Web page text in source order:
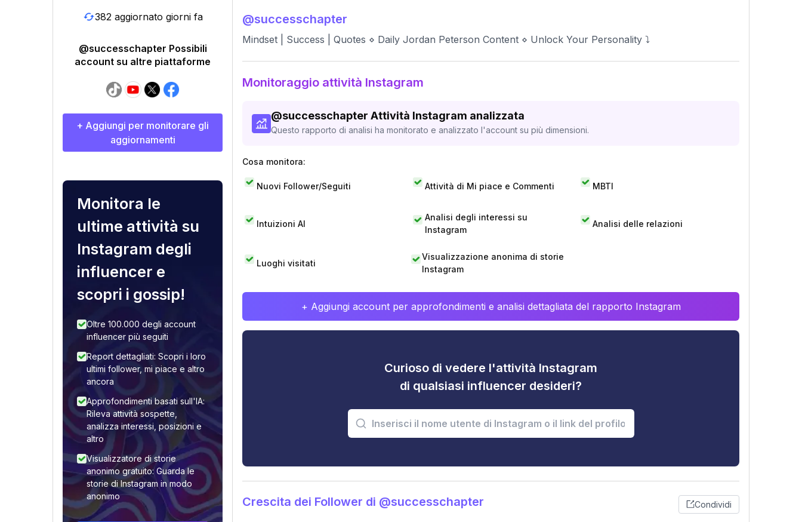
382 aggiornato giorni fa
@successchapter Possibili
account su altre piattaforme
+ Aggiungi per monitorare gli
aggiornamenti
Monitora le
ultime attività su
Instagram degli
influencer e
scopri i gossip!
Oltre 100.000 degli account
influencer più seguiti
Report dettagliati: Scopri i loro
ultimi follower, mi piace e altro
ancora
Approfondimenti basati sull'IA:
Rileva attività sospette,
analizza interessi, posizioni e
altro
Visualizzatore di storie
anonimo gratuito: Guarda le
storie di Instagram in modo
anonimo
@successchapter
Mindset | Success | Quotes ⋄ Daily Jordan Peterson Content ⋄ Unlock Your Personality ⤵️
Monitoraggio attività Instagram
@successchapter Attività Instagram analizzata
Questo rapporto di analisi ha monitorato e analizzato l'account su più dimensioni.
Cosa monitora:
Nuovi Follower/Seguiti Attività di Mi piace e Commenti MBTI
Intuizioni AI
Analisi degli interessi su
Instagram
Analisi delle relazioni
Luoghi visitati
Visualizzazione anonima di storie
Instagram
+ Aggiungi account per approfondimenti e analisi dettagliata del rapporto Instagram
Curioso di vedere l'attività Instagram
di qualsiasi influencer desideri?
Crescita dei Follower di @successchapter Condividi